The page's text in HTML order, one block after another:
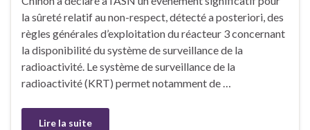
la sûreté relatif au non-respect, détecté a posteriori, des
règles générales d’exploitation du réacteur 3 concernant
la disponibilité du système de surveillance de la
radioactivité. Le système de surveillance de la
radioactivité (KRT) permet notamment de …
Lire la suite